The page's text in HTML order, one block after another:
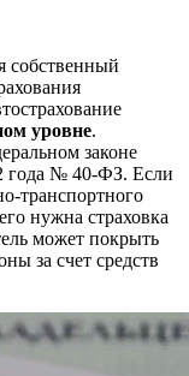
собственный
уровне.
законе
года № 40-ФЗ. Если
транспортного
нужна страховка
может покрыть
за счет средств